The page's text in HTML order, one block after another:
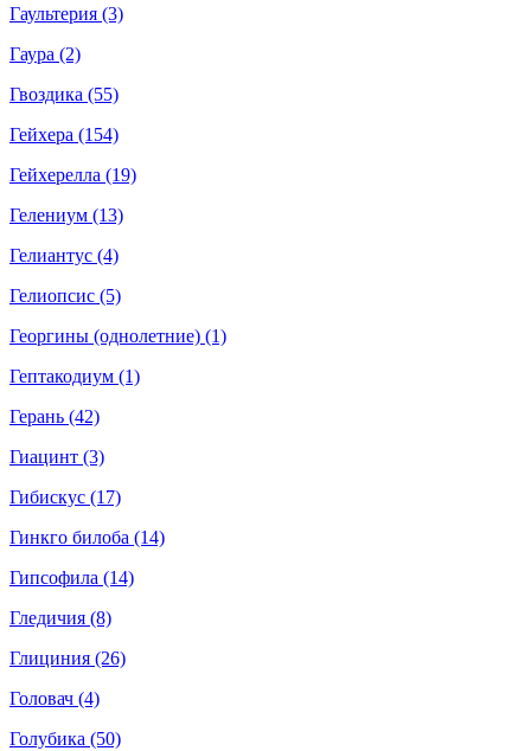
Гаультерия (3)
Гаура (2)
Гвоздика (55)
Гейхера (154)
Гейхерелла (19)
Гелениум (13)
Гелиантус (4)
Гелиопсис (5)
Георгины (однолетние) (1)
Гептакодиум (1)
Герань (42)
Гиацинт (3)
Гибискус (17)
Гинкго билоба (14)
Гипсофила (14)
Гледичия (8)
Глициния (26)
Головач (4)
Голубика (50)